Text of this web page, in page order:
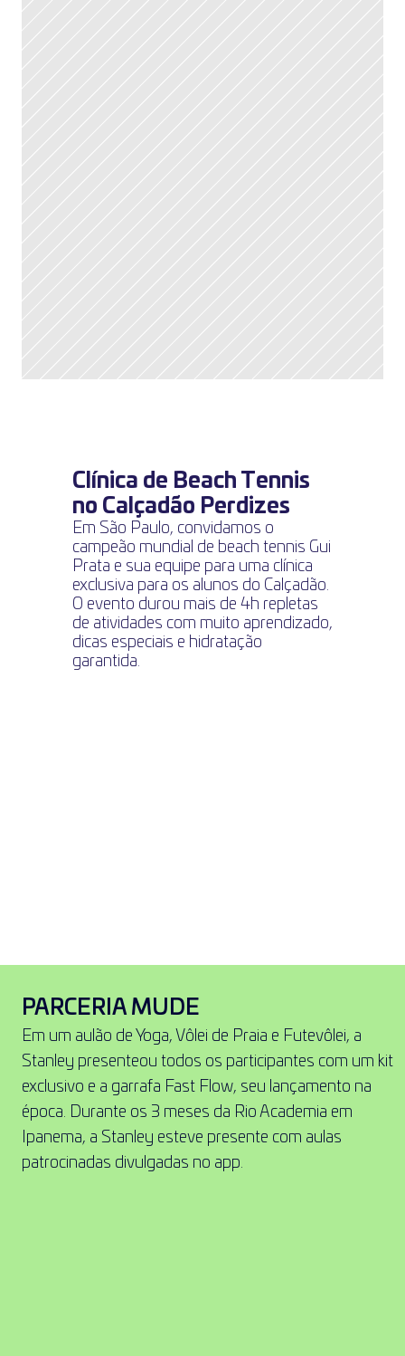
Clínica de Beach Tennis
no Calçadão Perdizes
Em São Paulo, convidamos o
campeão mundial de beach tennis Gui
Prata e sua equipe para uma clínica
exclusiva para os alunos do Calçadão.
O evento durou mais de 4h repletas
de atividades com muito aprendizado,
dicas especiais e hidratação
garantida.
PARCERIA MUDE​
Em um aulão de Yoga, Vôlei de Praia e Futevôlei, a
Stanley presenteou todos os participantes com um kit
exclusivo e a garrafa Fast Flow, seu lançamento na
época. Durante os 3 meses da Rio Academia em
Ipanema, a Stanley esteve presente com aulas
patrocinadas divulgadas no app.